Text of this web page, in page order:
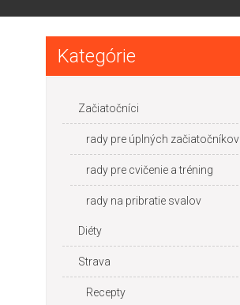
Kategórie
Začiatočníci
rady pre úplných začiatočníkov
rady pre cvičenie a tréning
rady na pribratie svalov
Diéty
Strava
Recepty